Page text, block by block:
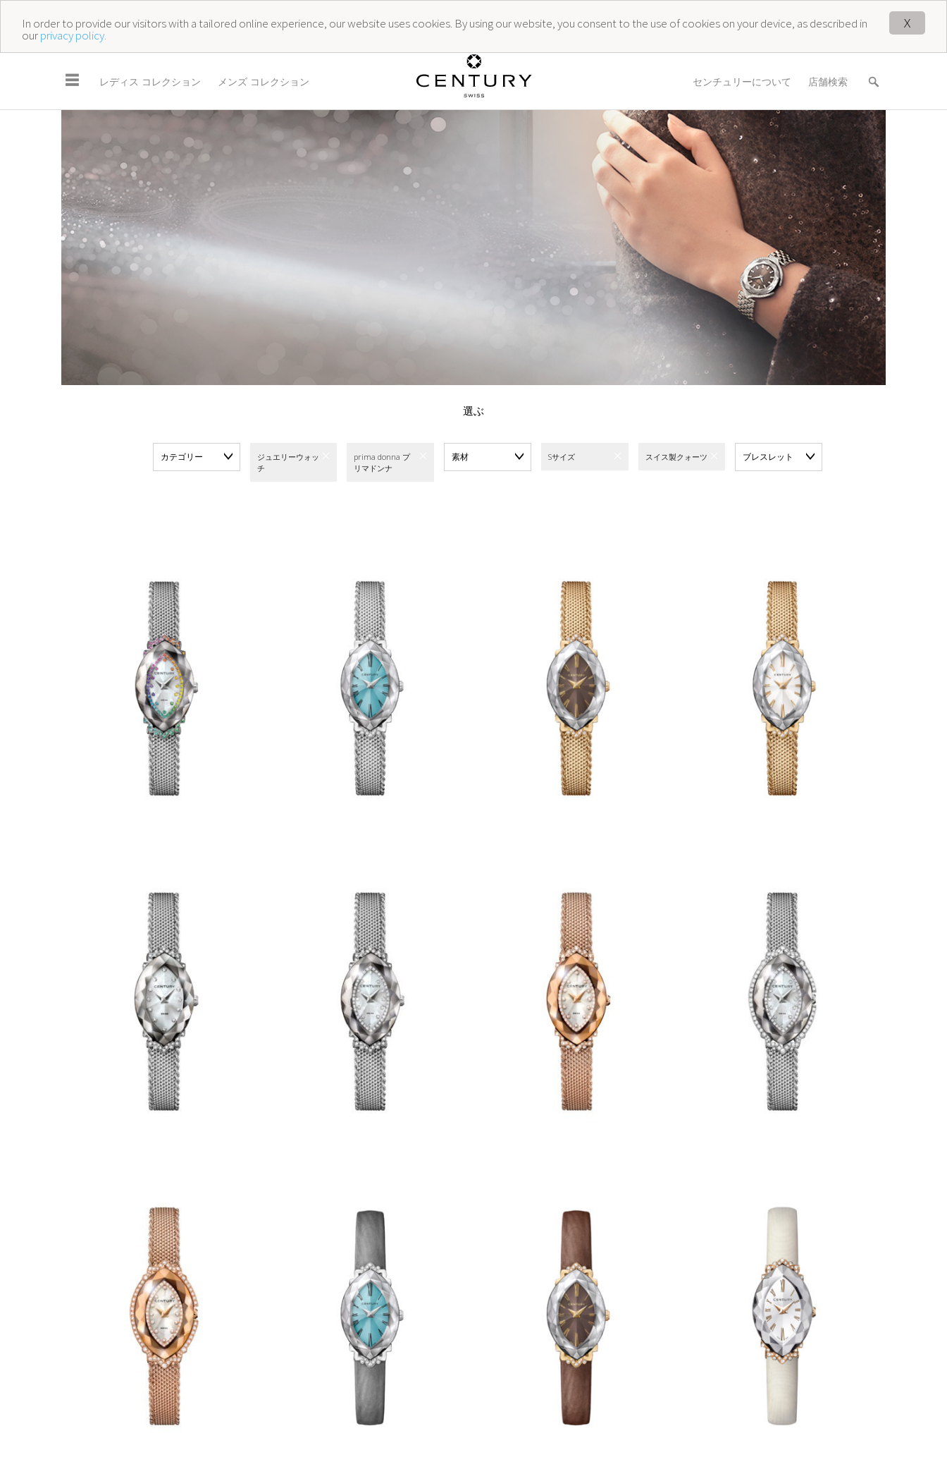
X
In order to provide our visitors with a tailored online experience, our website uses cookies. By using our website, you consent to the use of cookies on your device, as described in
ourprivacy policy.
☰ レディス コレクション メンズ コレクション センチュリーについて 店舗検索
選ぶ
カテゴリー
ジュエリーウォッ
チ
prima donna プ
リマドンナ
素材 Sサイズ スイス製クォーツ ブレスレット